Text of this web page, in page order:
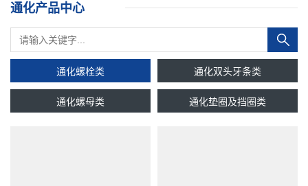
通化产品中心
通化螺栓类 通化双头牙条类
通化螺母类 通化垫圈及挡圈类